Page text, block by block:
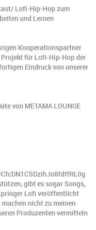
Lofi-Hip-Hop zum
und Lernen
Kooperationspartner
Projekt für Lofi-Hip-Hop der
Eindruck von unserer
von METAMA LOUNGE
gibt es sogar Songs,
Lofi veröffentlicht
nicht zu meinen
Produzenten vermitteln